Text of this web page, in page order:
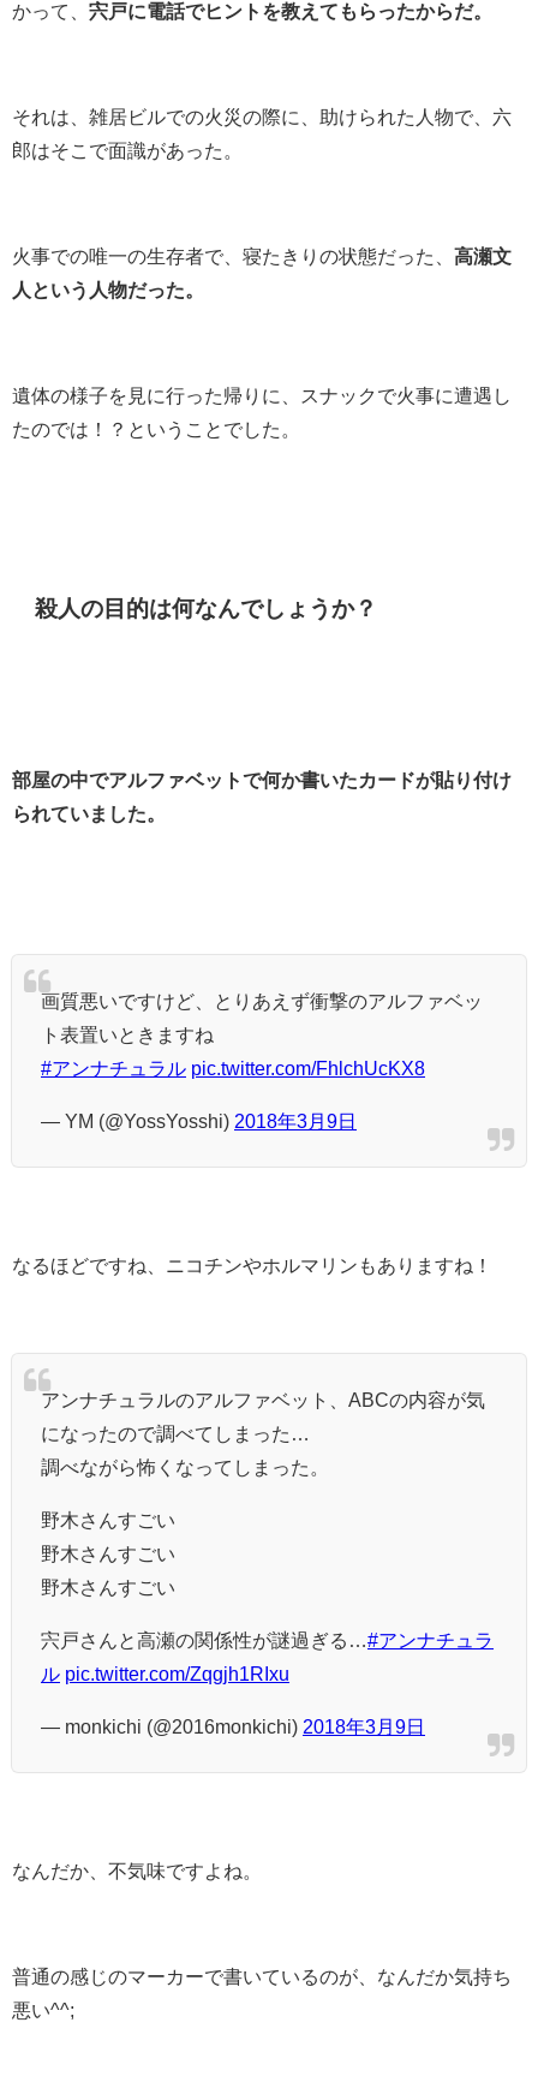
かって、 宍戸に電話でヒントを教えてもらったからだ。
それは、雑居ビルでの火災の際に、助けられた人物で、六
郎はそこで面識があった。
火事での唯一の生存者で、寝たきりの状態だった、 高瀬文
人という人物だった。
遺体の様子を見に行った帰りに、スナックで火事に遭遇し
たのでは！？ということでした。
殺人の目的は何なんでしょうか？
部屋の中でアルファベットで何か書いたカードが貼り付け
られていました。
画質悪いですけど、とりあえず衝撃のアルファベッ
ト表置いときますね
#アンナチュラル pic.twitter.com/FhlchUcKX8
— YM (@YossYosshi) 2018年3月9日
なるほどですね、ニコチンやホルマリンもありますね！
アンナチュラルのアルファベット、ABCの内容が気
になったので調べてしまった…
調べながら怖くなってしまった。
野木さんすごい
野木さんすごい
野木さんすごい
宍戸さんと高瀬の関係性が謎過ぎる…#アンナチュラ
ル pic.twitter.com/Zqgjh1RIxu
— monkichi (@2016monkichi) 2018年3月9日
なんだか、不気味ですよね。
普通の感じのマーカーで書いているのが、なんだか気持ち
悪い^^;